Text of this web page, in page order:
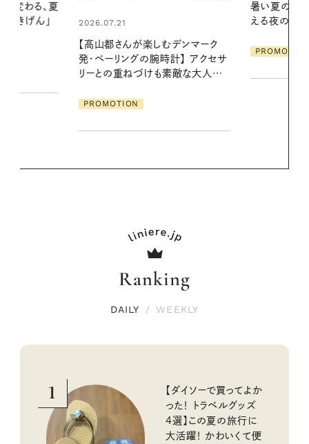
える夜の爽やかご褒美ケア
PROMOTION
真夏に向け
やりジェルと
ア
Ranking
DAILY / WEEKLY
1
【ダイソーで買ってよか
った！ トラベルグッズ
4選】この夏の旅行に
大活躍！ かわいくて便